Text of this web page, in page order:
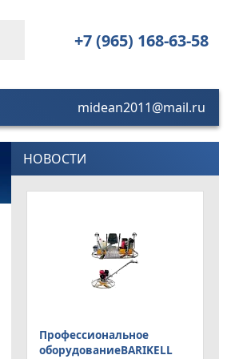
+7 (965) 168-63-58
midean2011@mail.ru
НОВОСТИ
Профессиональное
оборудованиеBARIKELL